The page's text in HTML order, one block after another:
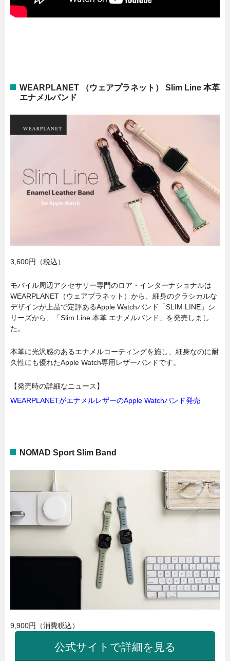
WEARPLANET （ウェアプラネット） Slim Line 本革
エナメルバンド
3,600円（税込）
モバイル周辺アクセサリー専門のロア・インターナショナルは
WEARPLANET（ウェアプラネット）から、細身のクラシカルな
デザインが上品で定評あるApple Watchバンド「SLIM LINE」シ
リーズから、「Slim Line 本革 エナメルバンド」を発売しまし
た。
本革に光沢感のあるエナメルコーティングを施し、細身なのに耐
久性にも優れたApple Watch専用レザーバンドです。
【発売時の詳細なニュース】
WEARPLANETがエナメルレザーのApple Watchバンド発売
NOMAD Sport Slim Band
9,900円（消費税込）
公式サイトで詳細を見る